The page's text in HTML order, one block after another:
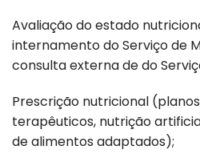
Avaliação do estado
internamento do Serviço de
consulta externa de do
Prescrição nutricional
terapêuticos, nutrição
de alimentos adaptados);